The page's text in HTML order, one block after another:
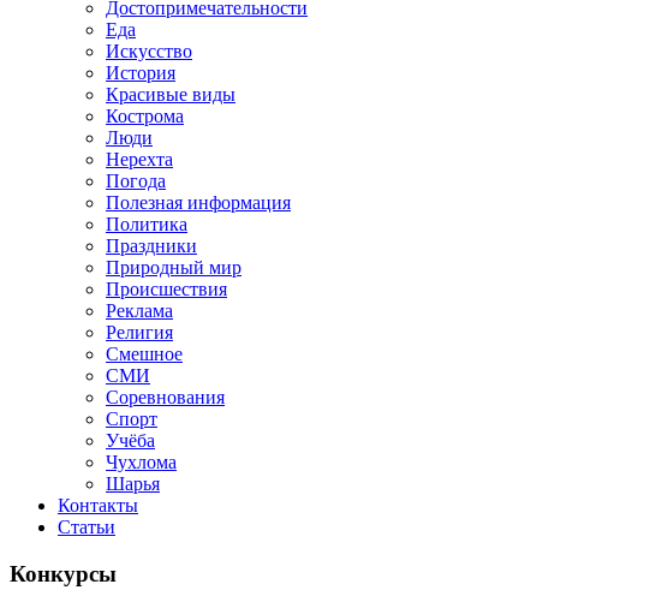
Достопримечательности
Еда
Искусство
История
Красивые виды
Кострома
Люди
Нерехта
Погода
Полезная информация
Политика
Праздники
Природный мир
Происшествия
Реклама
Религия
Смешное
СМИ
Соревнования
Спорт
Учёба
Чухлома
Шарья
Контакты
Статьи
Конкурсы